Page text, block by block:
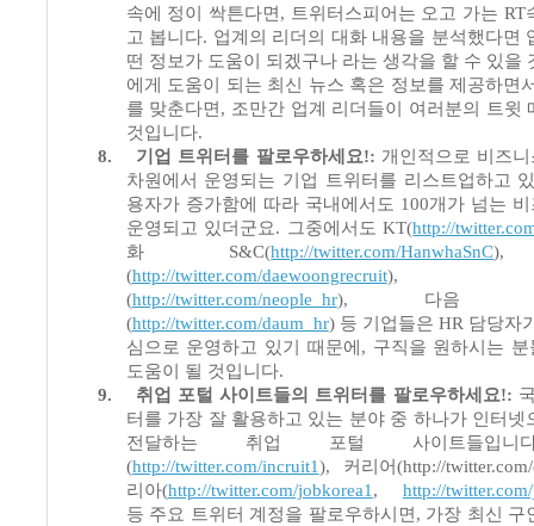
속에 정이 싹튼다면, 트위터스피어는 오고 가는 RT
고 봅니다. 업계의 리더의 대화 내용을 분석했다면
떤 정보가 도움이 되겠구나 라는 생각을 할 수 있을
에게 도움이 되는 최신 뉴스 혹은 정보를 제공하면
를 맞춘다면, 조만간 업계 리더들이 여러분의 트윗
것입니다.
8.
기업 트위터를 팔로우하세요!: 개인적으로 비즈
차원에서 운영되는 기업 트위터를 리스트업하고
용자가 증가함에 따라 국내에서도 100개가 넘는
운영되고 있더군요. 그중에서도 KT(http://
화S&C(http://twitter.com/HanwhaSnC
(http://twitter.com/daewoongrecruit
(http://twitter.com/neople_hr), 다음 커
(http://twitter.com/daum_hr) 등 기업들은 HR 담당자
심으로 운영하고 있기 때문에, 구직을 원하시는
도움이 될 것입니다.
9.
취업 포털 사이트들의 트위터를 팔로우하세요!:
터를 가장 잘 활용하고 있는 분야 중 하나가 인터넷
전달하는 취업 포털 사이트들입니
(http://twitter.com/incruit1), 커리어(http://
리아(http://twitter.com/jobkorea1 , http://
등 주요 트위터 계정을 팔로우하시면, 가장 최신 구